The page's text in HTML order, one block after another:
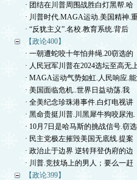
· 团结在川普周围战胜白灯黑帮.哈
· 川普时代.MAGA运动.美国精神.
· “反犹主义”.名校.教育系统.背后
【政论400】
· 一朝遭蛇咬十年怕井绳.20窃选的
· 人民冠军川普在2024选坛至高无
· MAGA运动气势如虹.人民响应.
· 美国面临危机..世界日益动荡.我
· 全美纪念珍珠港事件.白灯电视讲
· 黑命贵挺川普.川黑犀牛狗咬尿泡.
· 10月7日是哈马斯的挑战信号.窃选
· 民主党极左摧毁美国无底线.提案
· 政治止于边界 逆转拜登伪府的边
· 川普.竞技场上的男人；要么一赶
【政论399】